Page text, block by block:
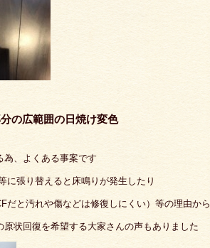
の広範囲の日焼け変色
為、よくある事案です
に張り替えると床鳴りが発生したり
だと汚れや傷などは修復しにくい）等の理由から
状回復を希望する大家さんの声もありました